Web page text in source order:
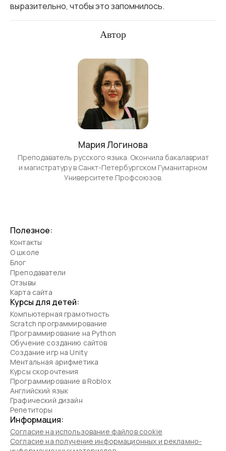
выразительно, чтобы это запомнилось.
Автор
Мария Логинова
Преподаватель русского языка. Окончила бакалавриат
и магистратуру в Санкт-Петербургском Гуманитарном
Университете Профсоюзов.
Полезное:
Контакты
О школе
Блог
Преподаватели
Отзывы
Карта сайта
Курсы для детей:
Компьютерная грамотность
Scratch программирование
Программирование на Python
Обучение созданию сайтов
Создание игр на Unity
Ментальная арифметика
Курсы скорочтения
Программирование в Roblox
Английский язык
Графический дизайн
Репетиторы
Информация:
Согласие на использование файлов cookie
Согласие на получение информационных и рекламно-